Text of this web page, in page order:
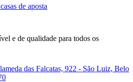
de aposta
e de qualidade para todos os
das Falcatas, 922 - São Luiz, Belo